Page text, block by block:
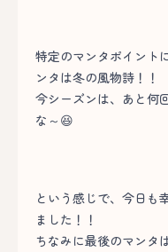
特定のマンタポイント
ンタは冬の風物詩！！
今シーズンは、あと何
な～😆
という感じで、今日も
ました！！
ちなみに最後のマンタ